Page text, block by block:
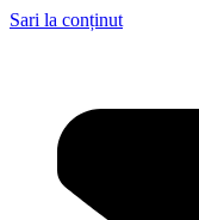
Sari la conținut